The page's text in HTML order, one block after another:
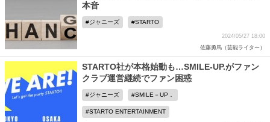
本音
ジャニーズ STARTO
2024/05/27 18:00
佐藤勇馬（芸能ライター）
STARTO社が本格始動も…SMILE-UP.がファン
クラブ運営継続でファン困惑
ジャニーズ SMILE－UP．
STARTO ENTERTAINMENT